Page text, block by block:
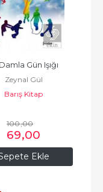
Ekle
Gün Işığı
Zeynal Gül
Barış Kitap
100,00
69,00